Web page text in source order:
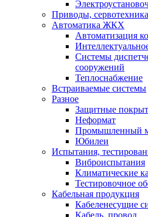
Приводы, сервотехника
Автоматика ЖКХ
Автоматизация
Системы
сооружений
Теплоснабжение
Встраиваемые системы
Разное
Защитные
Неформат
Промышленный
Юбилеи
Испытания,
Виброиспытания
Климатические
Тестировочное
Кабельная продукция
Кабеленесущие